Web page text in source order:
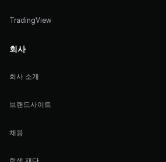
TradingView
회사
회사 소개
브랜드사이트
채용